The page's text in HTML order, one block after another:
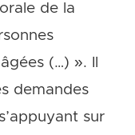
de la
(…) ». Il
demandes
sur